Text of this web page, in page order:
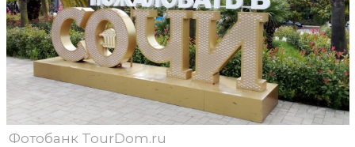
Фотобанк TourDom.ru